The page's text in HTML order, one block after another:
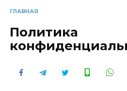
ГЛАВНАЯ
Политика